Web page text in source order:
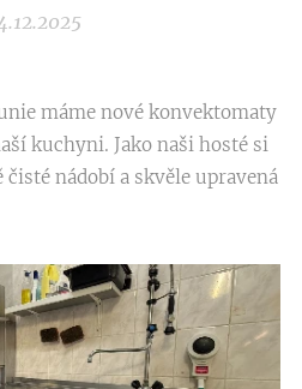
máme nové konvektomaty
kuchyni. Jako naši hosté si
nádobí a skvěle upravená